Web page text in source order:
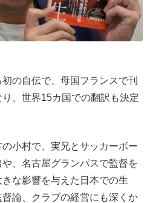
の自伝で、母国フランスで刊
、世界15カ国での翻訳も決定
小村で、実兄とサッカーボー
、名古屋グランパスで監督を
な影響を与えた日本での生
論、クラブの経営にも深くか